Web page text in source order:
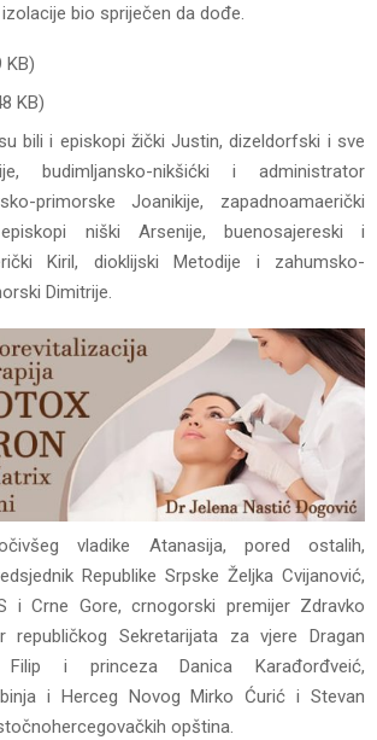
bio spriječen da dođe.
bili i episkopi žički Justin, dizeldorfski i sve
budimljansko-nikšićki i administrator
primorske Joanikije, zapadnoamaerički
niški Arsenije, buenosajereski i
Kiril, dioklijski Metodije i zahumsko-
Dimitrije.
vladike Atanasija, pored ostalih,
Republike Srpske Željka Cvijanović,
i Crne Gore, crnogorski premijer Zdravko
republičkog Sekretarijata za vjere Dragan
Filip i princeza Danica Karađorđveić,
i Herceg Novog Mirko Ćurić i Stevan
opština.